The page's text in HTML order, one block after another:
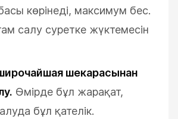
көрінеді, максимум бес.
салу суретке жүктемесін
шекарасынан
Өмірде бұл жарақат,
бұл қателік.